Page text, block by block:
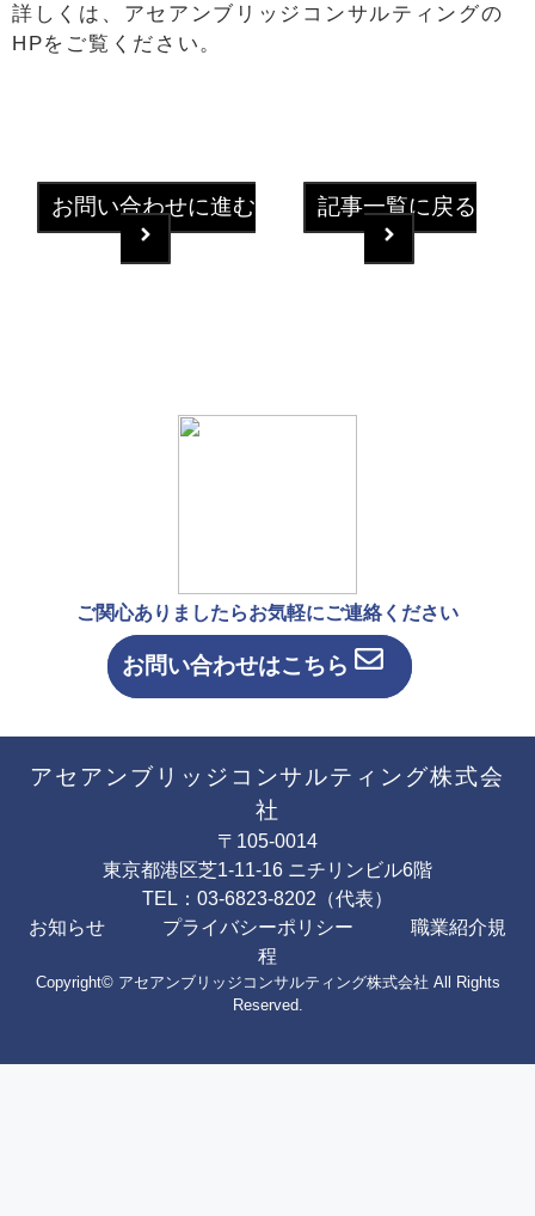
詳しくは、アセアンブリッジコンサルティングの
HPをご覧ください。
お問い合わせに進む 記事一覧に戻る
ご関心ありましたらお気軽にご連絡ください
お問い合わせはこちら
アセアンブリッジコンサルティング株式会
社
〒105-0014
東京都港区芝1-11-16 ニチリンビル6階
TEL：03-6823-8202（代表）
お知らせ
プライバシーポリシー
職業紹介規
程
Copyright© アセアンブリッジコンサルティング株式会社 All Rights
Reserved.